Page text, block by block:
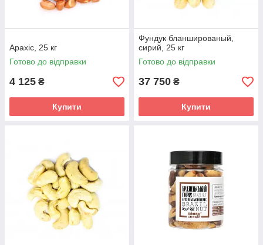
Арахіс, 25 кг
Готово до відправки
4 125 ₴
Купити
Фундук бланшированый,
сирий, 25 кг
Готово до відправки
37 750 ₴
Купити